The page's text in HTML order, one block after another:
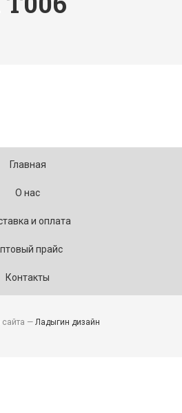
Главная
О нас
и оплата
прайс
Контакты
сайта — Ладыгин дизайн